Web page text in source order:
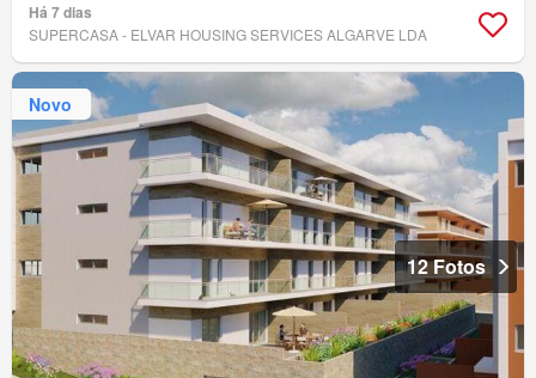
Há 7 dias
SUPERCASA - ELVAR HOUSING SERVICES ALGARVE LDA
Novo
12 Fotos